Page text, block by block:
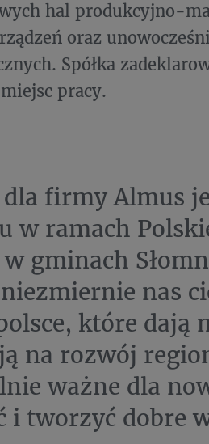
hal produkcyjno-
oraz
Spółka
pracy.
dla firmy Almus
w ramach
gminach
nas
które dają
na rozwój
ważne dla
i tworzyć dobre